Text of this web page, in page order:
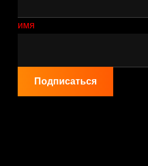
имя
Подписаться